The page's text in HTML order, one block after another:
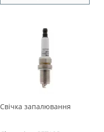
Свічка запалювання